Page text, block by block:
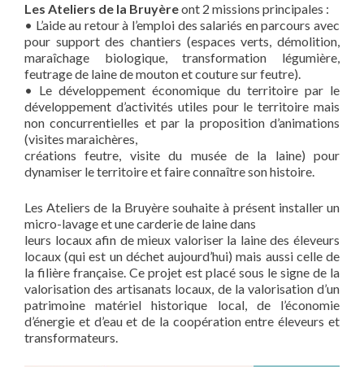
Les Ateliers de la Bruyèreont 2 missions principales :
• L’aide au retour à l’emploi des salariés en parcours avec
pour support des chantiers (espaces verts, démolition,
maraîchage biologique, transformation légumière,
feutrage de laine de mouton et couture sur feutre).
• Le développement économique du territoire par le
développement d’activités utiles pour le territoire mais
non concurrentielles et par la proposition d’animations
(visites maraichères,
créations feutre, visite du musée de la laine) pour
dynamiser le territoire et faire connaître son histoire.
Les Ateliers de la Bruyère souhaite à présent installer un
micro-lavage et une carderie de laine dans
leurs locaux afin de mieux valoriser la laine des éleveurs
locaux (qui est un déchet aujourd’hui) mais aussi celle de
la filière française. Ce projet est placé sous le signe de la
valorisation des artisanats locaux, de la valorisation d’un
patrimoine matériel historique local, de l’économie
d’énergie et d’eau et de la coopération entre éleveurs et
transformateurs.